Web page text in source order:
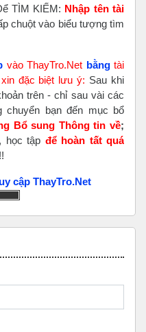
TÌM KIẾM: Nhập tên tài
chuột vào biểu tượng tìm
vào ThayTro.Net bằngtài
đặc biệt lưu ý: Sau khi
trên - chỉ sau vài các
chuyển bạn đến mục bổ
Bổ sung Thông tin về;
học tập để hoàn tấtquá
cập ThayTro.Net